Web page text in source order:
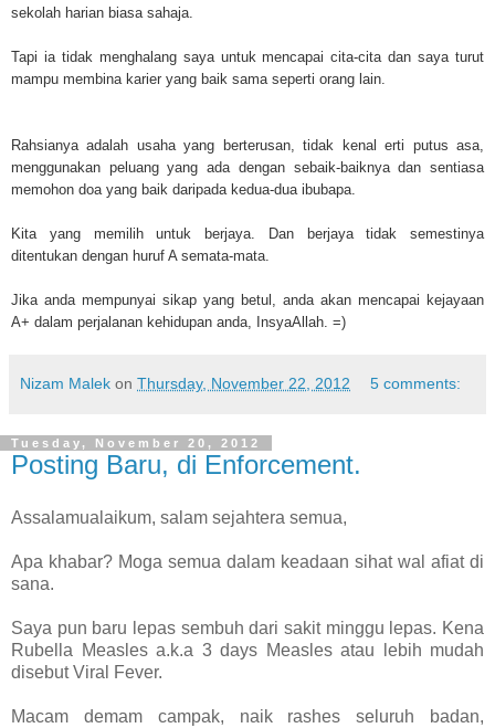
sekolah harian biasa sahaja.
Tapi ia tidak menghalang saya untuk mencapai cita-cita dan saya turut
mampu membina karier yang baik sama seperti orang lain.
Rahsianya adalah usaha yang berterusan, tidak kenal erti putus asa,
menggunakan peluang yang ada dengan sebaik-baiknya dan sentiasa
memohon doa yang baik daripada kedua-dua ibubapa.
Kita yang memilih untuk berjaya. Dan berjaya tidak semestinya
ditentukan dengan huruf A semata-mata.
Jika anda mempunyai sikap yang betul, anda akan mencapai kejayaan
A+ dalam perjalanan kehidupan anda, InsyaAllah. =)
Nizam Malek on Thursday, November 22, 2012 5 comments:
Tuesday, November 20, 2012
Posting Baru, di Enforcement.
Assalamualaikum, salam sejahtera semua,
Apa khabar? Moga semua dalam keadaan sihat wal afiat di
sana.
Saya pun baru lepas sembuh dari sakit minggu lepas. Kena
Rubella Measles a.k.a 3 days Measles atau lebih mudah
disebut Viral Fever.
Macam demam campak, naik rashes seluruh badan,